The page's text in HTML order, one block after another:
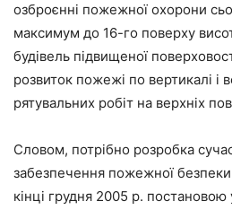
озброєнні пожежної охорони
максимум до 16-го поверху
будівель підвищеної
розвиток пожежі по вертикалі і
рятувальних робіт на верхніх
Словом, потрібно розробка
забезпечення пожежної безпеки
кінці грудня 2005 р.